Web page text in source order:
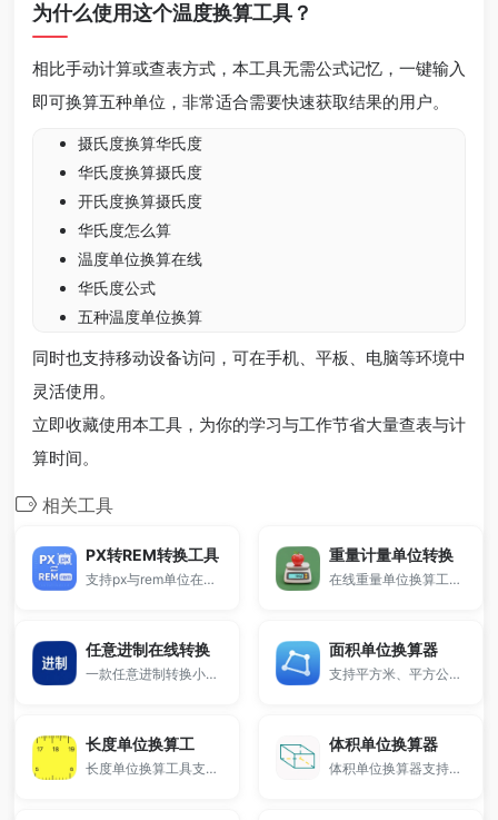
为什么使用这个温度换算工具？
相比手动计算或查表方式，本工具无需公式记忆，一键输入
即可换算五种单位，非常适合需要快速获取结果的用户。
摄氏度换算华氏度
华氏度换算摄氏度
开氏度换算摄氏度
华氏度怎么算
温度单位换算在线
华氏度公式
五种温度单位换算
同时也支持移动设备访问，可在手机、平板、电脑等环境中
灵活使用。
立即收藏使用本工具，为你的学习与工作节省大量查表与计
算时间。
相关工具
PX转REM转换工具
支持px与rem单位在线换算，适用于前端开发与响应式布局设计。
重量计量单位转换
在线重量单位换算工具支持公斤、克、斤、磅、盎司、金衡盎司、市制担等单位换算，支持公制、英美制、金衡制、市制四大系统，适合科学计算、黄金称重、国际物流等场景使用，输入任意单位自动换算所有对应结果。
任意进制在线转换
一款任意进制转换小工具。
面积单位换算器
支持平方米、平方公里、亩、英亩、平方英尺等多种单位互相转换。
长度单位换算工
长度单位换算工具支持米、公里、厘米、毫米、英尺、英寸等多种单位互相转换，输入数值即可自动计算，适用于学习、工程及日常使用。
体积单位换算器
体积单位换算器支持立方米、升、毫升、加仑、立方英尺、液量盎司等多种体积单位在线换算。